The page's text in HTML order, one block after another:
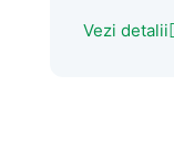
Vezi detalii